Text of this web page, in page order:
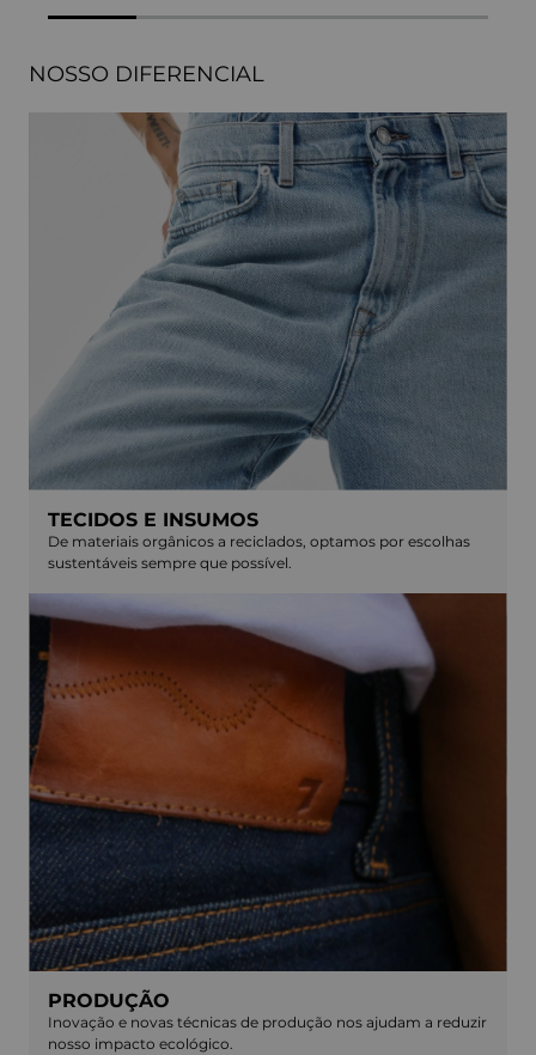
NOSSO DIFERENCIAL
TECIDOS E INSUMOS
De materiais orgânicos a reciclados, optamos por escolhas
sustentáveis sempre que possível.
PRODUÇÃO
Inovação e novas técnicas de produção nos ajudam a reduzir
nosso impacto ecológico.